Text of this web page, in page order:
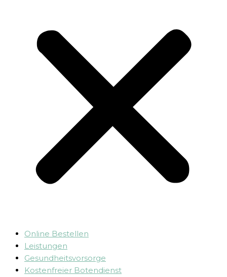
Online Bestellen
Leistungen
Gesundheitsvorsorge
Kostenfreier Botendienst